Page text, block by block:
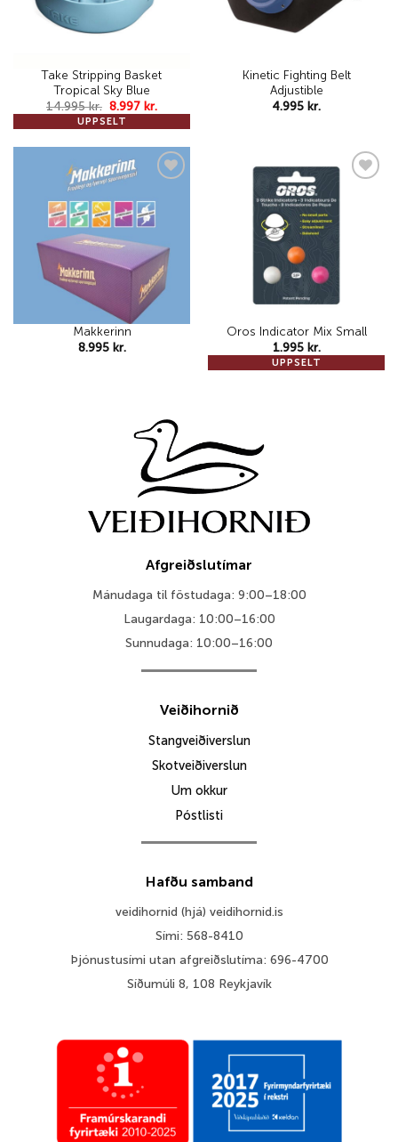
UPPSELT
Take Stripping Basket
Tropical Sky Blue
14.995kr. Original
price
was:
8.997kr.Current
price
is:
Kinetic Fighting Belt
Adjustible
4.995 kr.
wishlist
Makkerinn
8.995 kr.
UPPSELT
Oros Indicator Mix Small
1.995 kr.
Afgreiðslutímar
Mánudaga til föstudaga: 9:00–18:00
Laugardaga: 10:00–16:00
Sunnudaga: 10:00–16:00
Veiðihornið
Stangveiðiverslun
Skotveiðiverslun
Um okkur
Póstlisti
Hafðu samband
veidihornid (hjá) veidihornid.is
Sími: 568-8410
Þjónustusími utan afgreiðslutíma: 696-4700
Síðumúli 8, 108 Reykjavík